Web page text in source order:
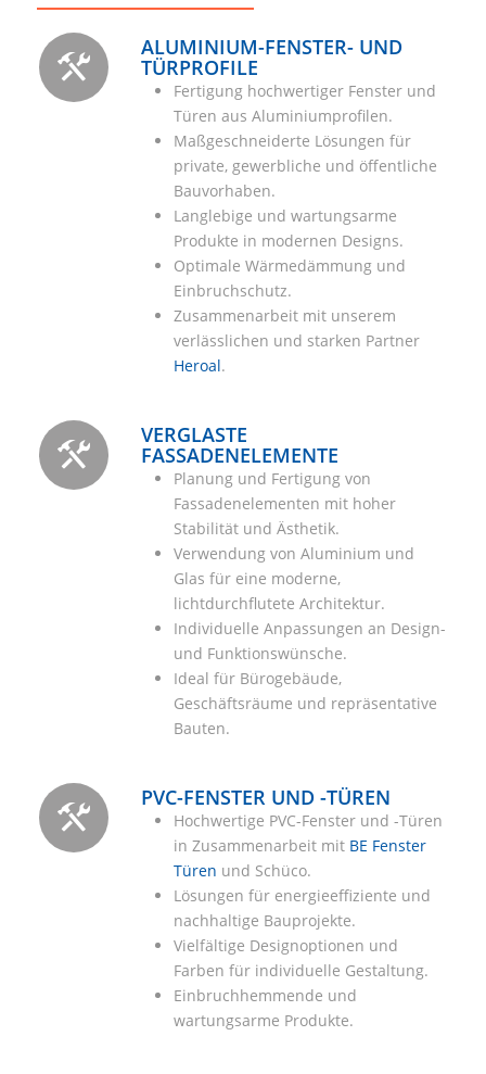
ALUMINIUM-FENSTER- UND
TÜRPROFILE
Fertigung hochwertiger Fenster und
Türen aus Aluminiumprofilen.
Maßgeschneiderte Lösungen für
private, gewerbliche und öffentliche
Bauvorhaben.
Langlebige und wartungsarme
Produkte in modernen Designs.
Optimale Wärmedämmung und
Einbruchschutz.
Zusammenarbeit mit unserem
verlässlichen und starken Partner
Heroal.
VERGLASTE
FASSADENELEMENTE
Planung und Fertigung von
Fassadenelementen mit hoher
Stabilität und Ästhetik.
Verwendung von Aluminium und
Glas für eine moderne,
lichtdurchflutete Architektur.
Individuelle Anpassungen an Design-
und Funktionswünsche.
Ideal für Bürogebäude,
Geschäftsräume und repräsentative
Bauten.
PVC-FENSTER UND -TÜREN
Hochwertige PVC-Fenster und -Türen
in Zusammenarbeit mit BE Fenster
Türen und Schüco.
Lösungen für energieeffiziente und
nachhaltige Bauprojekte.
Vielfältige Designoptionen und
Farben für individuelle Gestaltung.
Einbruchhemmende und
wartungsarme Produkte.